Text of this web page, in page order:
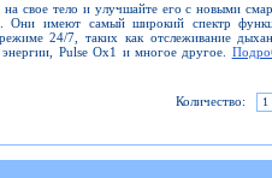
на свое тело и улучшайте его с новыми
Они имеют самый широкий спектр
24/7, таких как отслеживание
Pulse Ox1 и многое другое.
Количество: